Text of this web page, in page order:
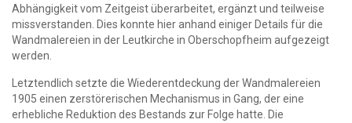
Abhängigkeit vom Zeitgeist überarbeitet, ergänzt und teilweise
missverstanden. Dies konnte hier anhand einiger Details für die
Wandmalereien in der Leutkirche in Oberschopfheim aufgezeigt
werden.
Letztendlich setzte die Wiederentdeckung der Wandmalereien
1905 einen zerstörerischen Mechanismus in Gang, der eine
erhebliche Reduktion des Bestands zur Folge hatte. Die